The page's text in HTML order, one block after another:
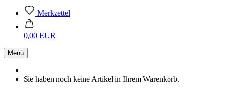
Merkzettel
0,00 EUR
Menü
Sie haben noch keine Artikel in Ihrem Warenkorb.